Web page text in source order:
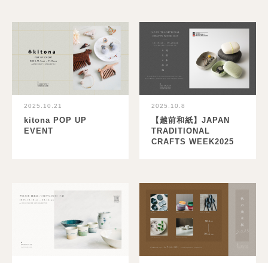
2025.10.21
kitona POP UP
EVENT
2025.10.8
【越前和紙】JAPAN
TRADITIONAL
CRAFTS WEEK2025